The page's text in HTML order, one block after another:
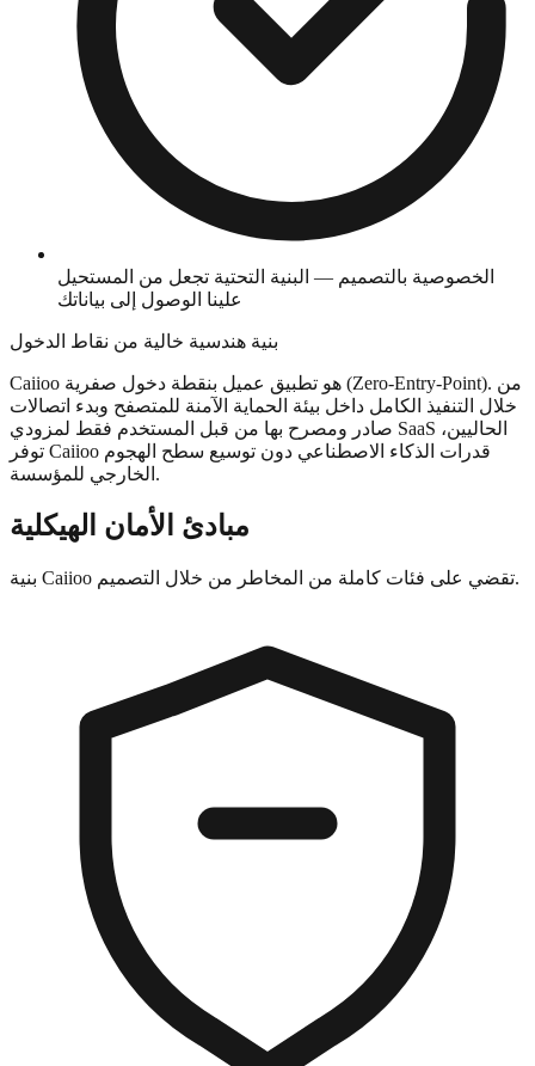
الخصوصية بالتصميم — البنية التحتية تجعل من المستحيل
علينا الوصول إلى بياناتك
بنية هندسية خالية من نقاط الدخول
Caiioo هو تطبيق عميل بنقطة دخول صفرية (Zero-Entry-Point). من
خلال التنفيذ الكامل داخل بيئة الحماية الآمنة للمتصفح وبدء اتصالات
صادر ومصرح بها من قبل المستخدم فقط لمزودي SaaS الحاليين،
توفر Caiioo قدرات الذكاء الاصطناعي دون توسيع سطح الهجوم
الخارجي للمؤسسة.
مبادئ الأمان الهيكلية
بنية Caiioo تقضي على فئات كاملة من المخاطر من خلال التصميم.